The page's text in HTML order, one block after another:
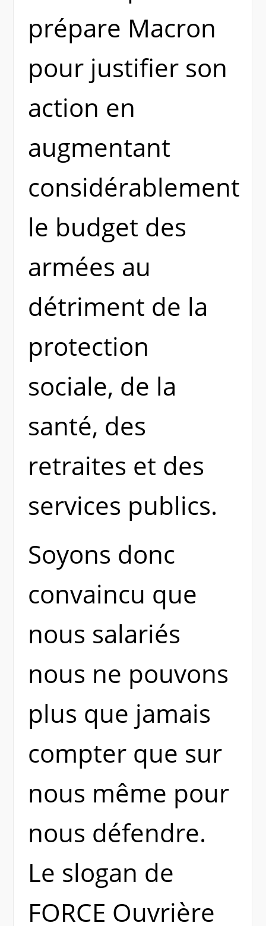
prépare Macron
pour justifier son
action en
augmentant
considérablement
le budget des
armées au
détriment de la
protection
sociale, de la
santé, des
retraites et des
services publics.
Soyons donc
convaincu que
nous salariés
nous ne pouvons
plus que jamais
compter que sur
nous même pour
nous défendre.
Le slogan de
FORCE Ouvrière